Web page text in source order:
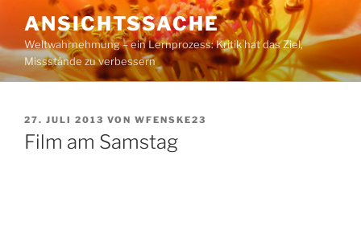
Inhalt
springen
ANSICHTSSACHE
Weltwahrnehmung – ein Lernprozess: Kritik hat das Ziel,
Missstände zu verbessern
VERÖFFENTLICHT
AM
27. JULI 2013 VON WFENSKE23
Film am Samstag